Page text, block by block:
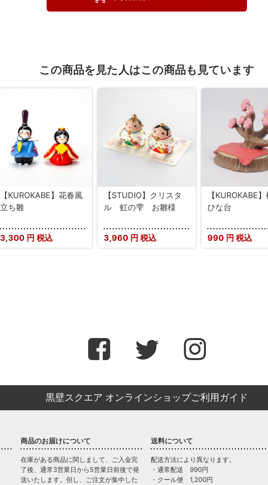
この商品を見た人はこの商品も見ています
【KUROKABE】花春風
立ち雛
3,300 円 税込
【STUDIO】クリスタ
ル 虹の雫 お雛様
3,960 円 税込
【KUROKABE
ひな台
990 円 税込
黒壁スクエア オンラインショップご利用ガイド
商品のお届けについて
在庫がある商品に関しまして、ご入金完
了後、通常3営業日から5営業日前後で発
送いたします。但し、ご注文が集中した
送料について
配送方法により異なります。
・通常配送 990円
・クール便 1,200円